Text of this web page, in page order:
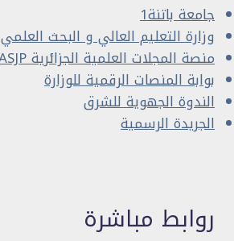
جامعة باتنة1
وزارة التعليم العالي و البحث العلمي
منصة المجلات العلمية الجزائرية ASJP
بوابة المنصات الرقمية للوزارة
الندوة الجهوية للشرق
الجريدة الرسمية
روابط مباشرة